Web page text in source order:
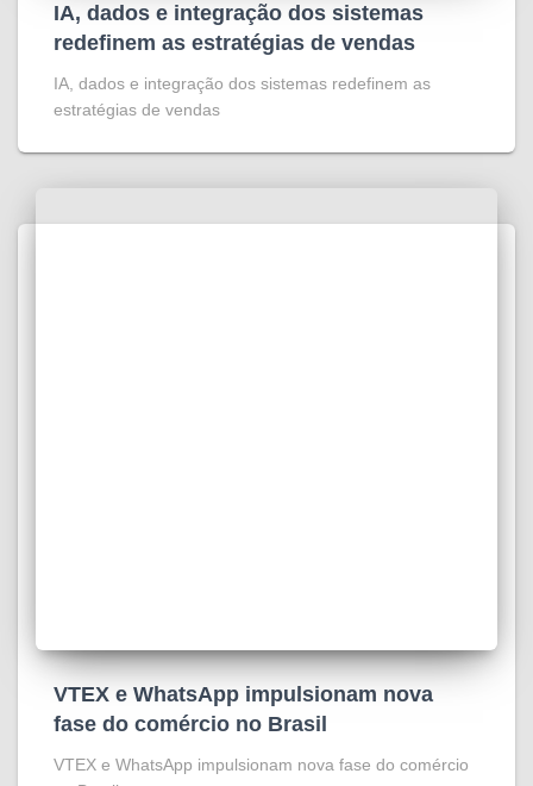
IA, dados e integração dos sistemas
redefinem as estratégias de vendas
IA, dados e integração dos sistemas redefinem as
estratégias de vendas
VTEX e WhatsApp impulsionam nova
fase do comércio no Brasil
VTEX e WhatsApp impulsionam nova fase do comércio